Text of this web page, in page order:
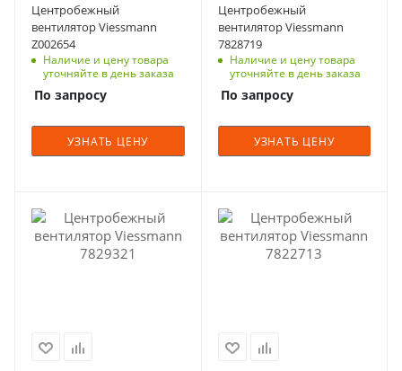
Центробежный
вентилятор Viessmann
Z002654
Наличие и цену товара
уточняйте в день заказа
По запросу
УЗНАТЬ ЦЕНУ
Центробежный
вентилятор Viessmann
7828719
Наличие и цену товара
уточняйте в день заказа
По запросу
УЗНАТЬ ЦЕНУ